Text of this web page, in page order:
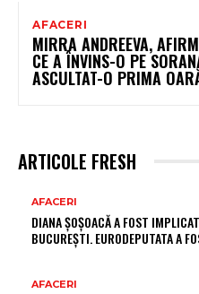
AFACERI
MIRRA ANDREEVA,
CE A ÎNVINS-O PE
ASCULTAT-O PRIMA
ARTICOLE FRESH
AFACERI
DIANA ȘOȘOACĂ A FOST
BUCUREȘTI. EURODEPUTATA A
AFACERI